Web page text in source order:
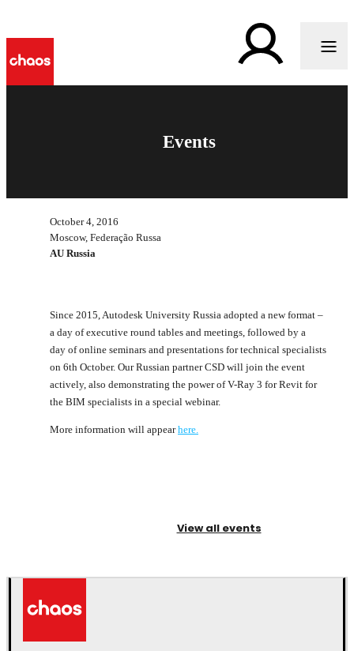
Events
October 4, 2016
Moscow, Federação Russa
AU Russia
Since 2015, Autodesk University Russia adopted a new format –
a day of executive round tables and meetings, followed by a
day of online seminars and presentations for technical specialists
on 6th October. Our Russian partner CSD will join the event
actively, also demonstrating the power of V-Ray 3 for Revit for
the BIM specialists in a special webinar.
More information will appearhere.
View all events